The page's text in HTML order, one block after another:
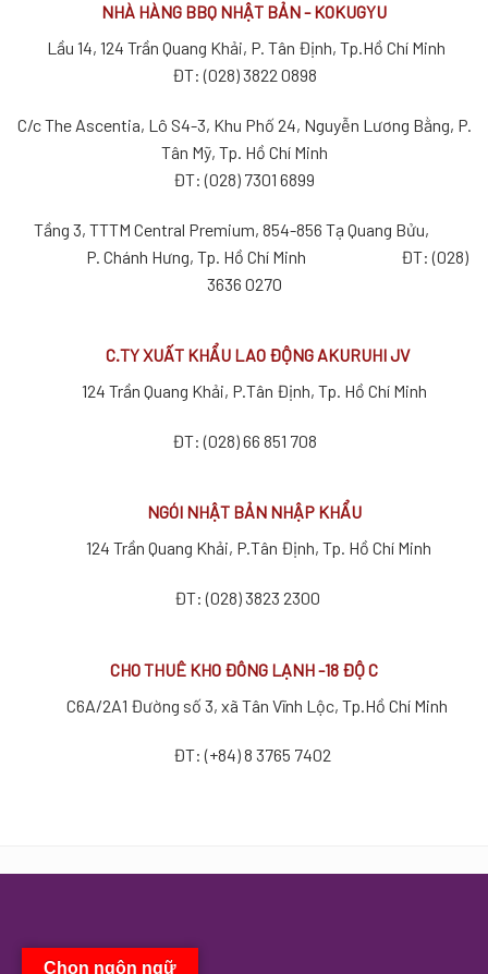
NHÀ HÀNG BBQ NHẬT BẢN - KOKUGYU
Lầu 14, 124 Trần Quang Khải, P. Tân Định, Tp.Hồ Chí Minh
ĐT: (028) 3822 0898
C/c The Ascentia, Lô S4-3, Khu Phố 24, Nguyễn Lương Bằng, P.
Tân Mỹ, Tp. Hồ Chí Minh
ĐT: (028) 7301 6899
Tầng 3, TTTM Central Premium, 854-856 Tạ Quang Bửu,
P. Chánh Hưng, Tp. Hồ Chí Minh ĐT: (028)
3636 0270
C.TY XUẤT KHẨU LAO ĐỘNG AKURUHI JV
124 Trần Quang Khải, P.Tân Định, Tp. Hồ Chí Minh
ĐT: (028) 66 851 708
NGÓI NHẬT BẢN NHẬP KHẨU
124 Trần Quang Khải, P.Tân Định, Tp. Hồ Chí Minh
ĐT: (028) 3823 2300
CHO THUÊ KHO ĐÔNG LẠNH -18 ĐỘ C
C6A/2A1 Đường số 3, xã Tân Vĩnh Lộc, Tp.Hồ Chí Minh
ĐT: (+84) 8 3765 7402
Chọn ngôn ngữ